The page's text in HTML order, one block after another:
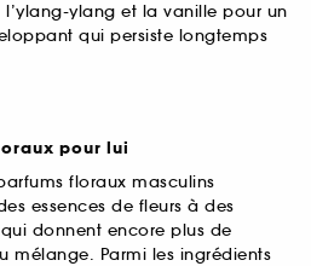
ylang et la vanille pour un
qui persiste longtemps
pour lui
floraux masculins
essences de fleurs à des
donnent encore plus de
mélange. Parmi les ingrédients